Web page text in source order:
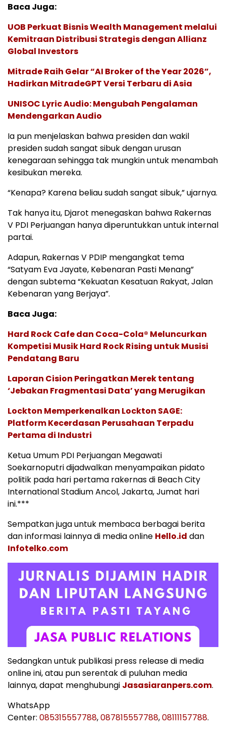
Baca Juga:
UOB Perkuat Bisnis Wealth Management melalui
Kemitraan Distribusi Strategis dengan Allianz
Global Investors
Mitrade Raih Gelar “AI Broker of the Year 2026”,
Hadirkan MitradeGPT Versi Terbaru di Asia
UNISOC Lyric Audio: Mengubah Pengalaman
Mendengarkan Audio
Ia pun menjelaskan bahwa presiden dan wakil
presiden sudah sangat sibuk dengan urusan
kenegaraan sehingga tak mungkin untuk menambah
kesibukan mereka.
“Kenapa? Karena beliau sudah sangat sibuk,” ujarnya.
Tak hanya itu, Djarot menegaskan bahwa Rakernas
V PDI Perjuangan hanya diperuntukkan untuk internal
partai.
Adapun, Rakernas V PDIP mengangkat tema
“Satyam Eva Jayate, Kebenaran Pasti Menang”
dengan subtema “Kekuatan Kesatuan Rakyat, Jalan
Kebenaran yang Berjaya”.
Baca Juga:
Hard Rock Cafe dan Coca-Cola® Meluncurkan
Kompetisi Musik Hard Rock Rising untuk Musisi
Pendatang Baru
Laporan Cision Peringatkan Merek tentang
‘Jebakan Fragmentasi Data’ yang Merugikan
Lockton Memperkenalkan Lockton SAGE:
Platform Kecerdasan Perusahaan Terpadu
Pertama di Industri
Ketua Umum PDI Perjuangan Megawati
Soekarnoputri dijadwalkan menyampaikan pidato
politik pada hari pertama rakernas di Beach City
International Stadium Ancol, Jakarta, Jumat hari
ini.***
Sempatkan juga untuk membaca berbagai berita
dan informasi lainnya di media online Hello.id dan
Infotelko.com
Sedangkan untuk publikasi press release di media
online ini, atau pun serentak di puluhan media
lainnya, dapat menghubungi Jasasiaranpers.com.
WhatsApp
Center: 085315557788,087815557788,08111157788.